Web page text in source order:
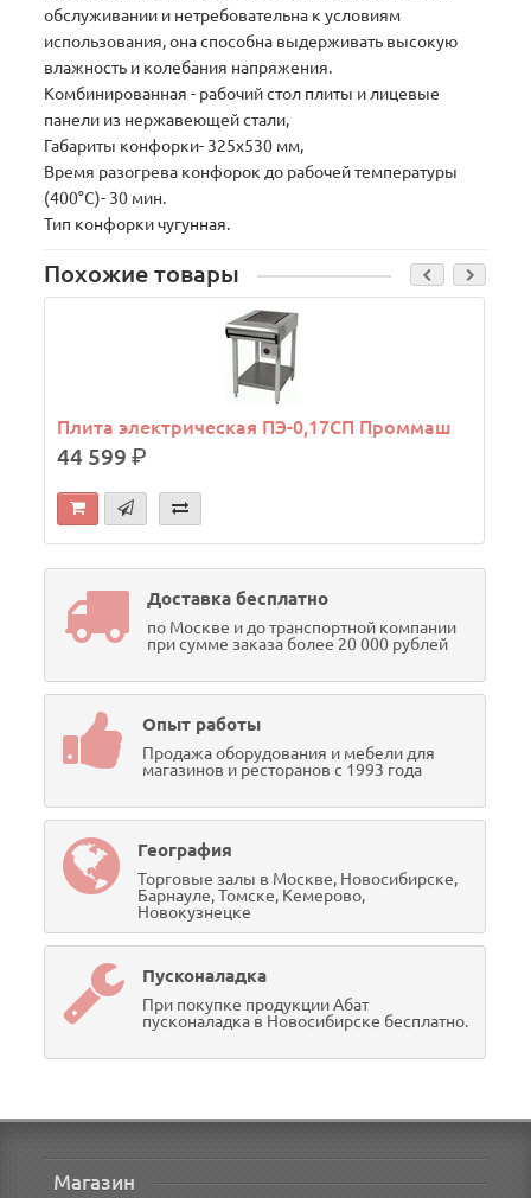
обслуживании и нетребовательна к условиям
использования, она способна выдерживать высокую
влажность и колебания напряжения.
Комбинированная - рабочий стол плиты и лицевые
панели из нержавеющей стали,
Габариты конфорки- 325х530 мм,
Время разогрева конфорок до рабочей температуры
(400°С)- 30 мин.
Тип конфорки чугунная.
Похожие товары
Плита электрическая ПЭ-0,17СП Проммаш
44 599р.
Доставка бесплатно
по Москве и до транспортной компании
при сумме заказа более 20 000 рублей
Опыт работы
Продажа оборудования и мебели для
магазинов и ресторанов с 1993 года
География
Торговые залы в Москве, Новосибирске,
Барнауле, Томске, Кемерово,
Новокузнецке
Пусконаладка
При покупке продукции Абат
пусконаладка в Новосибирске бесплатно.
Магазин